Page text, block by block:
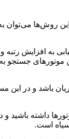
می‌توان به
به افزایش رتبه
موتورهای
باشد و در این
داشته باشید
است.